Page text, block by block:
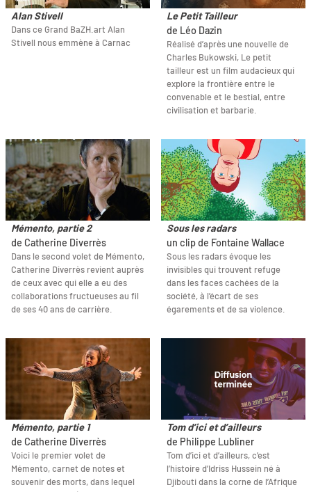
Alan Stivell
Dans ce Grand BaZH.art Alan
Stivell nous emmène à Carnac
Le Petit Tailleur
de Léo Dazin
Réalisé d’après une nouvelle de
Charles Bukowski, Le petit
tailleur est un film audacieux qui
explore la frontière entre le
convenable et le bestial, entre
civilisation et barbarie.
Mémento, partie 2
de Catherine Diverrès
Dans le second volet de Mémento,
Catherine Diverrès revient auprès
de ceux avec qui elle a eu des
collaborations fructueuses au fil
de ses 40 ans de carrière.
Sous les radars
un clip de Fontaine Wallace
Sous les radars évoque les
invisibles qui trouvent refuge
dans les faces cachées de la
société, à l’écart de ses
égarements et de sa violence.
Mémento, partie 1
de Catherine Diverrès
Voici le premier volet de
Mémento, carnet de notes et
souvenir des morts, dans lequel
Tom d’ici et d’ailleurs
de Philippe Lubliner
Tom d’ici et d’ailleurs, c’est
l’histoire d’Idriss Hussein né à
Djibouti dans la corne de l’Afrique